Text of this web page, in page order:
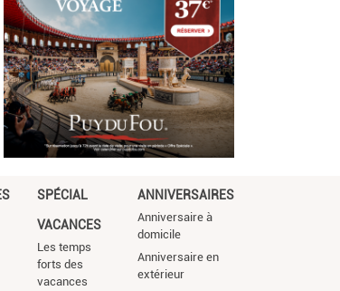
SPÉCIAL
VACANCES
Les temps
forts des
vacances
ANNIVERSAIRES
Anniversaire à
domicile
Anniversaire en
extérieur